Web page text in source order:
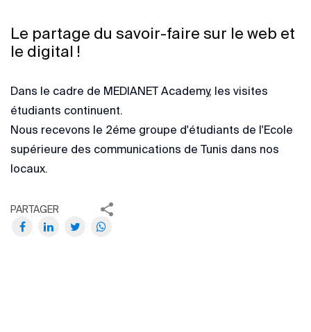
Le partage du savoir-faire sur le web et
le digital !
Dans le cadre de MEDIANET Academy, les visites
étudiants continuent.
Nous recevons le 2éme groupe d'étudiants de l'Ecole
supérieure des communications de Tunis dans nos
locaux.
PARTAGER